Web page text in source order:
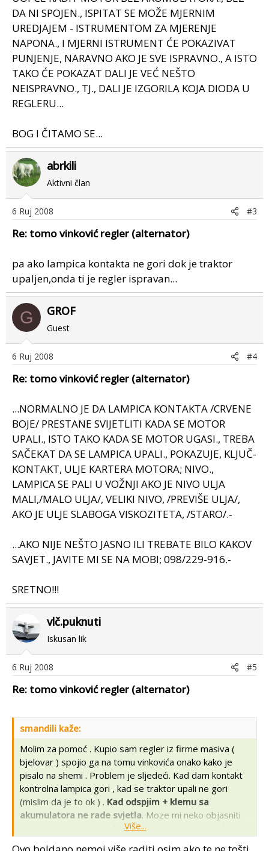
DA NI SPOJEN., ISPITAT SE MOŽE MJERNIM
UREDJAJEM - ISTRUMENTOM ZA MJERENJE
NAPONA., I MJERNI ISTRUMENT ĆE POKAZIVAT
PUNJENJE, NARAVNO AKO JE SVE ISPRAVNO., A ISTO
TAKO ĆE POKAZAT DALI JE VEĆ NEŠTO
NEISPRAVNO., TJ., DALI JE IZGORILA KOJA DIODA U
REGLERU...
BOG I ČITAMO SE...
abrkili
Aktivni član
6 Ruj 2008 #3
Re: tomo vinković regler (alternator)
pa ako lampica kontakta ne gori dok je traktor
upaljen,onda ti je regler ispravan...
G GROF
Guest
6 Ruj 2008 #4
Re: tomo vinković regler (alternator)
...NORMALNO JE DA LAMPICA KONTAKTA /CRVENE
BOJE/ PRESTANE SVIJETLITI KADA SE MOTOR
UPALI., ISTO TAKO KADA SE MOTOR UGASI., TREBA
SAČEKAT DA SE LAMPICA UPALI., POKAZUJE, KLJUČ-
KONTAKT, ULJE KARTERA MOTORA; NIVO.,
LAMPICA SE PALI U VOŽNJI AKO JE NIVO ULJA
MALI,/MALO ULJA/, VELIKI NIVO, /PREVIŠE ULJA/,
AKO JE ULJE SLABOGA VISKOZITETA, /STARO/.-
...AKO NIJE NEŠTO JASNO ILI TREBATE BILO KAKOV
SAVJET., JAVITE MI SE NA MOBI; 098/229-916.-
SRETNO!!!
vlč.puknuti
Iskusan lik
6 Ruj 2008 #5
Re: tomo vinković regler (alternator)
smandili kaže:
Molim za pomoć . Kupio sam regler iz firme masiva (
bjelovar ) spojio ga na tomu vinkovića onako kako je
pisalo na shemi . Problem je sljedeći. Kad dam kontakt
kontrolna lampica gori , kad se traktor upali ne gori
(mislim da je to ok ) . Kad odspjim + klemu sa
akumulatora ne rade svjetla. Moze mi neko objasniti
kako provjeriti da li regler(alternator ) puni akumulator .
Više...